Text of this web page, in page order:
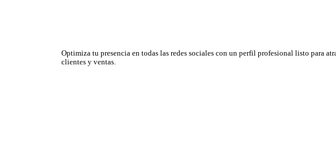
Optimiza tu presencia en todas las redes sociales con un perfil profesional listo para
clientes y ventas.